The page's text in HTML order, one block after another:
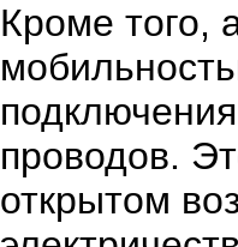
Кроме того,
проводов.
открытом